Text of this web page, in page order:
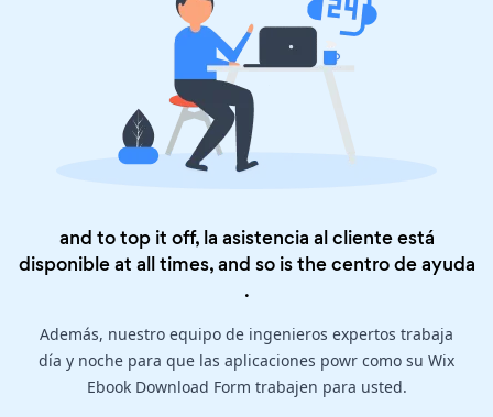
and to top it off, la asistencia al cliente está
disponible at all times, and so is thecentro de ayuda
.
Además, nuestro equipo de ingenieros expertos trabaja
día y noche para que las aplicaciones powr como su Wix
Ebook Download Form trabajen para usted.